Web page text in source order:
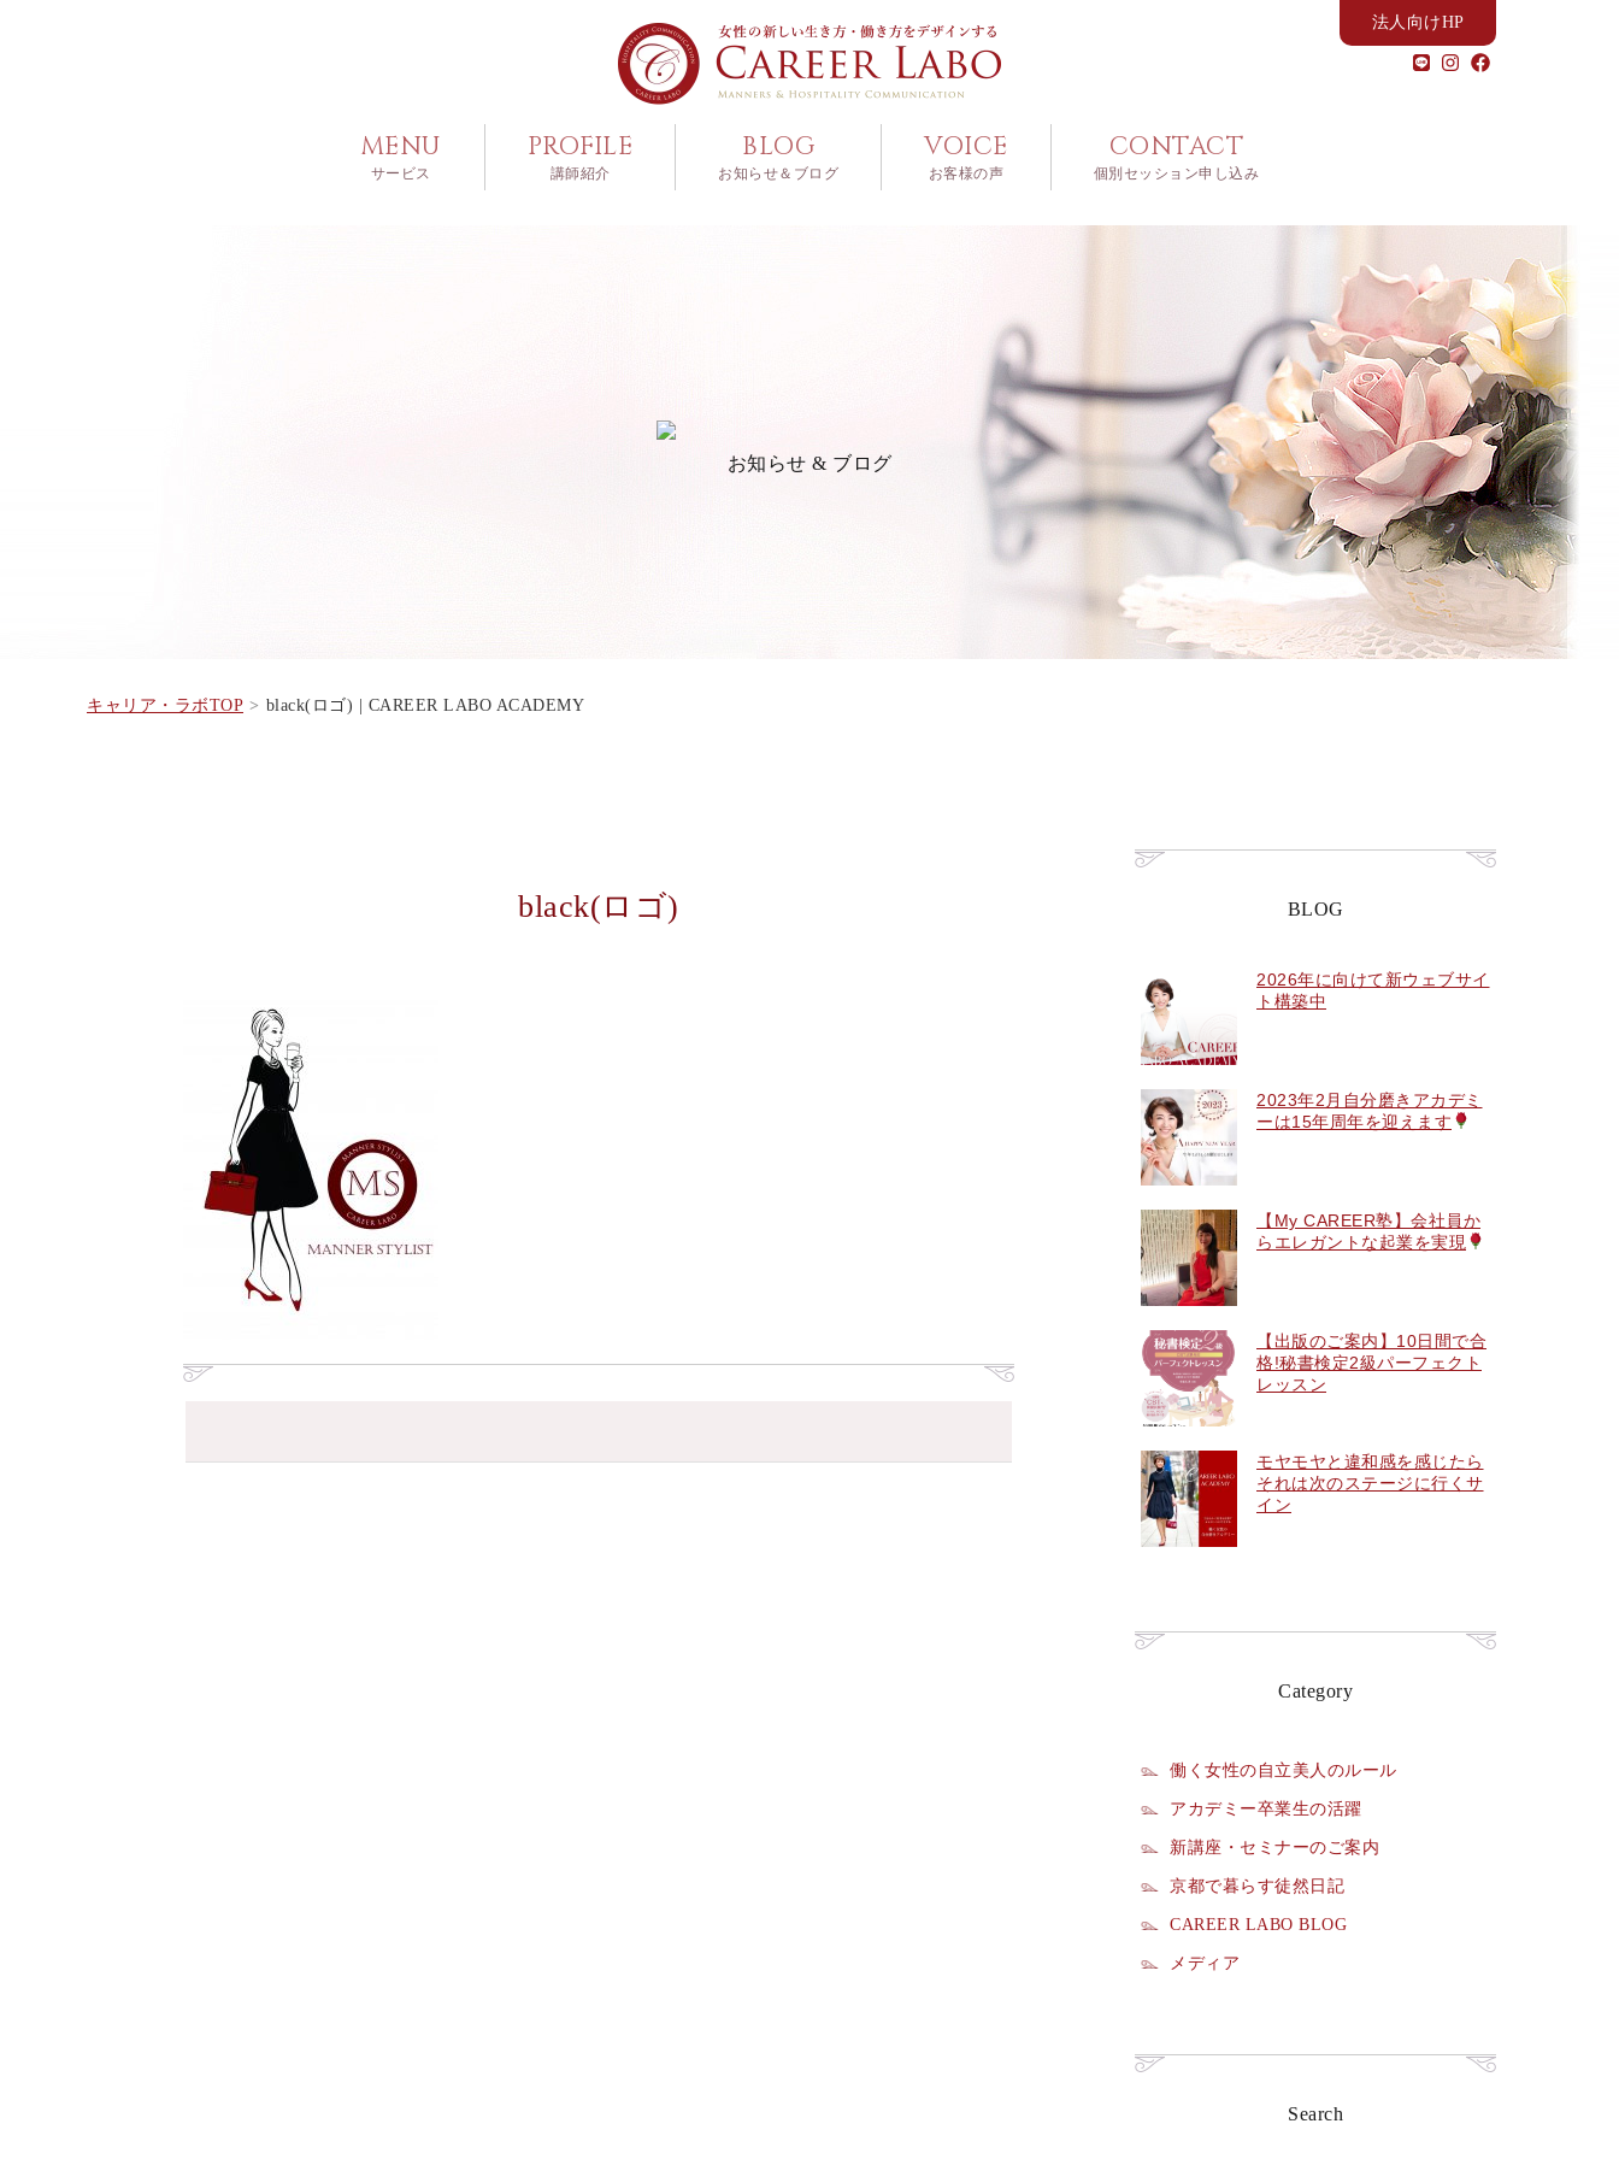
法人向けHP
MENU
サービス
PROFILE
講師紹介
BLOG
お知らせ＆ブログ
VOICE
お客様の声
CONTACT
個別セッション申し込み
お知らせ & ブログ
キャリア・ラボTOP black(ロゴ) | CAREER LABO ACADEMY
black(ロゴ) BLOG
2026年に向けて新ウェブサイ
ト構築中
2023年2月自分磨きアカデミ
ーは15年周年を迎えます
【My CAREER塾】会社員か
らエレガントな起業を実現
【出版のご案内】10日間で合
格!秘書検定2級パーフェクト
レッスン
モヤモヤと違和感を感じたら
それは次のステージに行くサ
イン
Category
働く女性の自立美人のルール
アカデミー卒業生の活躍
新講座・セミナーのご案内
京都で暮らす徒然日記
CAREER LABO BLOG
メディア
Search